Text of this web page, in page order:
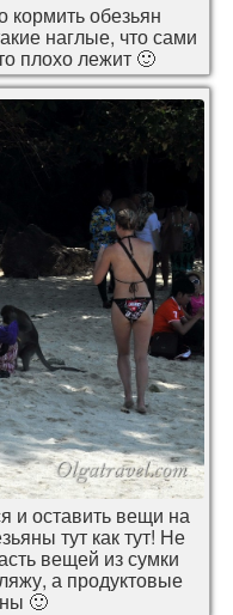
кормить обезьян
наглые, что сами
плохо лежит 🙂
и оставить вещи на
тут как тут! Не
вещей из сумки
а продуктовые
🙂